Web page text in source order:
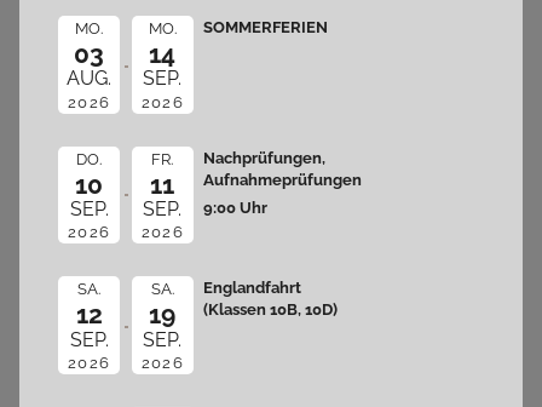
MO.
03
AUG.
2026
MO.
14
SEP.
2026
SOMMERFERIEN
DO.
10
SEP.
2026
FR.
11
SEP.
2026
Nachprüfungen,
Aufnahmeprüfungen
9:00 Uhr
SA.
12
SEP.
2026
SA.
19
SEP.
2026
Englandfahrt
(Klassen 10B, 10D)